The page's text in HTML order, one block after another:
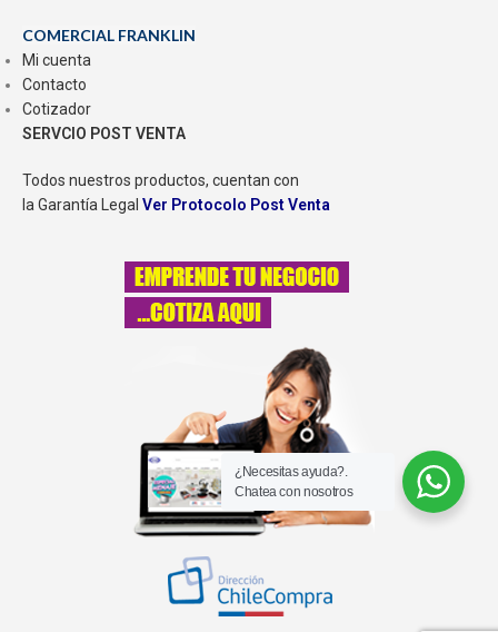
COMERCIAL FRANKLIN
Mi cuenta
Contacto
Cotizador
SERVCIO POST VENTA
Todos nuestros productos, cuentan con
la Garantía Legal Ver Protocolo Post Venta
¿Necesitas ayuda?.
Chatea con nosotros